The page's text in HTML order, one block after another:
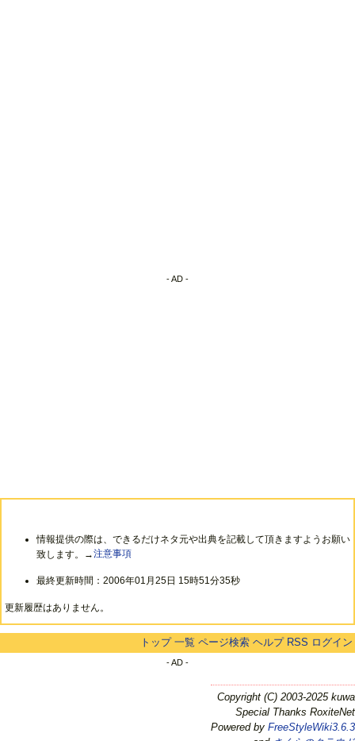
- AD -
情報提供の際は、できるだけネタ元や出典を記載して頂きますようお願い
致します。→注意事項
最終更新時間：2006年01月25日 15時51分35秒
更新履歴はありません。
トップ 一覧 ページ検索 ヘルプ RSS ログイン
- AD -
Copyright (C) 2003-2025 kuwa
Special Thanks RoxiteNet
Powered by FreeStyleWiki3.6.3